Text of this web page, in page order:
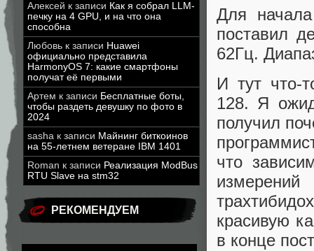
Алексей к записи Как я собрал LLM-
печку на 4 GPU, и на что она
способна
Любовь к записи Huawei
официально представила
HarmonyOS 7: какие смартфоны
получат её первыми
Артем к записи Бесплатные боты,
чтобы раздеть девушку по фото в
2024
sasha к записи Майнинг биткоинов
на 55-летнем ветеране IBM 1401
Roman к записи Реализация ModBus
RTU Slave на stm32
РЕКОМЕНДУЕМ
Для
поставил
62Гц.
И тут что-
128. Я
получил
что
красивую
в конце